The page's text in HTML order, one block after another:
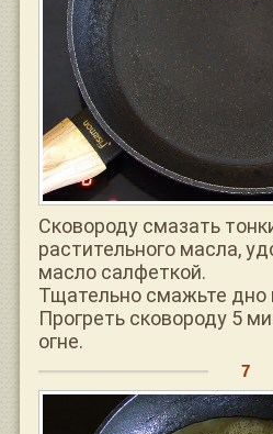
Сковороду смазать
растительного масла,
масло салфеткой.
Тщательно смажьте дно
Прогреть сковороду 5
огне.